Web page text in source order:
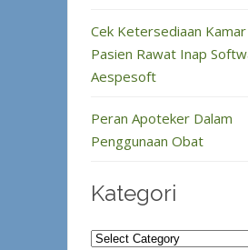
Cek Ketersediaan
Pasien Rawat Inap
Aespesoft
Peran Apoteker Dalam
Penggunaan Obat
Kategori
Kategori